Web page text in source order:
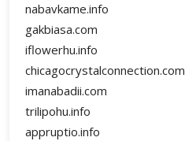
nabavkame.info
gakbiasa.com
iflowerhu.info
chicagocrystalconnection.com
imanabadii.com
trilipohu.info
appruptio.info